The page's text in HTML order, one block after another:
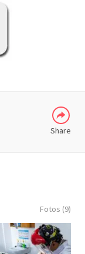
Share
Fotos (9)